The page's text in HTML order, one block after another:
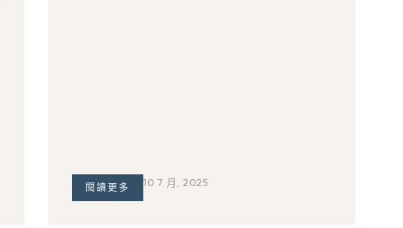
閱讀更多 10 7 月, 2025